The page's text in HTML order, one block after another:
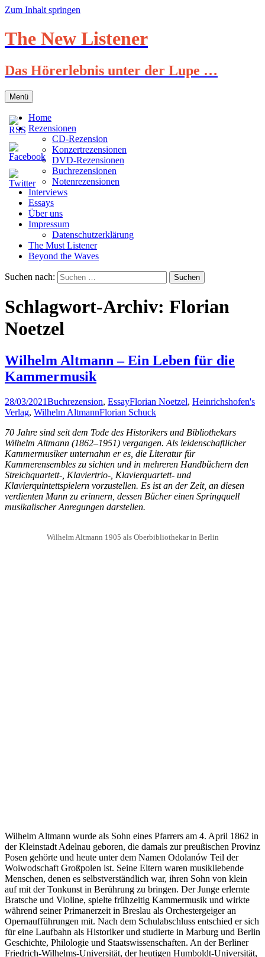
Zum Inhalt springen
The New Listener
Das Hörerlebnis unter der Lupe …
Menü
Home
Rezensionen
CD-Rezension
Konzertrezensionen
DVD-Rezensionen
Buchrezensionen
Notenrezensionen
Interviews
Essays
Über uns
Impressum
Datenschutzerklärung
The Must Listener
Beyond the Waves
Suchen nach:
Schlagwort-Archiv: Florian
Noetzel
Wilhelm Altmann – Ein Leben für die
Kammermusik
28/03/2021Buchrezension, EssayFlorian Noetzel, Heinrichshofen's
Verlag, Wilhelm AltmannFlorian Schuck
70 Jahre sind seit dem Tode des Historikers und Bibliothekars
Wilhelm Altmann (1862–1951) vergangen. Als leidenschaftlicher
Kammermusiker unternahm er es, die Literatur für
Kammerensembles zu sichten und in mehreren Handbüchern den
Streichquartett-, Klaviertrio-, Klavierquartett- und
Klavierquintettspielern vorzustellen. Es ist an der Zeit, an diesen
verdienten Mann zu erinnern, dessen Bücher einen Springquell
musikalischer Anregungen darstellen.
Wilhelm Altmann 1905 als Oberbibliothekar in Berlin
Wilhelm Altmann wurde als Sohn eines Pfarrers am 4. April 1862 in
der Kleinstadt Adelnau geboren, die damals zur preußischen Provinz
Posen gehörte und heute unter dem Namen Odolanów Teil der
Woiwodschaft Großpolen ist. Seine Eltern waren musikliebende
Menschen, denen es selbstverständlich war, ihren Sohn von klein
auf mit der Tonkunst in Berührung zu bringen. Der Junge erlernte
Bratsche und Violine, spielte frühzeitig Kammermusik und wirkte
während seiner Primanerzeit in Breslau als Orchestergeiger an
Opernaufführungen mit. Nach dem Schulabschluss entschied er sich
für eine Laufbahn als Historiker und studierte in Marburg und Berlin
Geschichte, Philologie und Staatswissenschaften. An der Berliner
Friedrich-Wilhelms-Universität, der heutigen Humboldt-Universität,